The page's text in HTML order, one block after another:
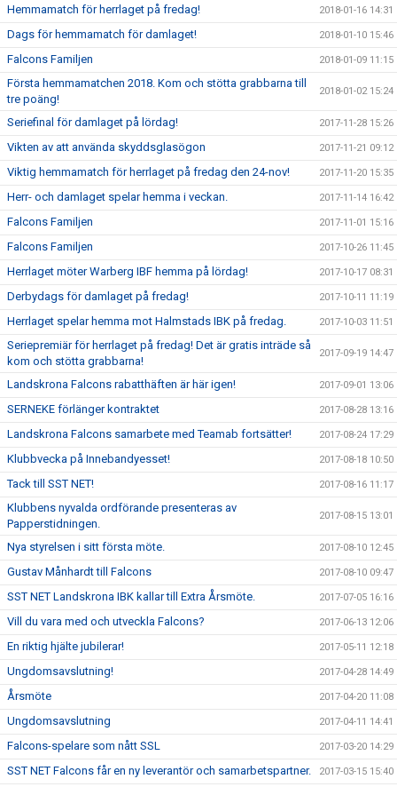
Hemmamatch för herrlaget på fredag! 2018-01-16 14:31
Dags för hemmamatch för damlaget! 2018-01-10 15:46
Falcons Familjen 2018-01-09 11:15
Första hemmamatchen 2018. Kom och stötta grabbarna till
tre poäng!
2018-01-02 15:24
Seriefinal för damlaget på lördag! 2017-11-28 15:26
Vikten av att använda skyddsglasögon 2017-11-21 09:12
Viktig hemmamatch för herrlaget på fredag den 24-nov! 2017-11-20 15:35
Herr- och damlaget spelar hemma i veckan. 2017-11-14 16:42
Falcons Familjen 2017-11-01 15:16
Falcons Familjen 2017-10-26 11:45
Herrlaget möter Warberg IBF hemma på lördag! 2017-10-17 08:31
Derbydags för damlaget på fredag! 2017-10-11 11:19
Herrlaget spelar hemma mot Halmstads IBK på fredag. 2017-10-03 11:51
Seriepremiär för herrlaget på fredag! Det är gratis inträde så
kom och stötta grabbarna!
2017-09-19 14:47
Landskrona Falcons rabatthäften är här igen! 2017-09-01 13:06
SERNEKE förlänger kontraktet 2017-08-28 13:16
Landskrona Falcons samarbete med Teamab fortsätter! 2017-08-24 17:29
Klubbvecka på Innebandyesset! 2017-08-18 10:50
Tack till SST NET! 2017-08-16 11:17
Klubbens nyvalda ordförande presenteras av
Papperstidningen.
2017-08-15 13:01
Nya styrelsen i sitt första möte. 2017-08-10 12:45
Gustav Månhardt till Falcons 2017-08-10 09:47
SST NET Landskrona IBK kallar till Extra Årsmöte. 2017-07-05 16:16
Vill du vara med och utveckla Falcons? 2017-06-13 12:06
En riktig hjälte jubilerar! 2017-05-11 12:18
Ungdomsavslutning! 2017-04-28 14:49
Årsmöte 2017-04-20 11:08
Ungdomsavslutning 2017-04-11 14:41
Falcons-spelare som nått SSL 2017-03-20 14:29
SST NET Falcons får en ny leverantör och samarbetspartner. 2017-03-15 15:40